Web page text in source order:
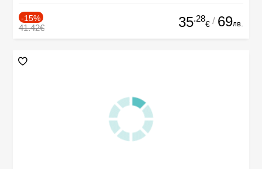
-15%
41.42€ 35.28
€ / 69лв.